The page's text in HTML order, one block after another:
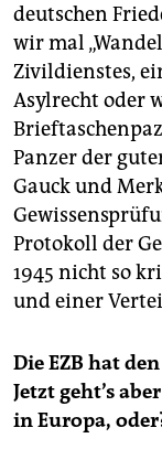
deutschen
wir mal
Zivildienstes,
Asylrecht oder
Panzer der
Gauck und
Protokoll der
1945 nicht so
und einer
Die EZB hat
Jetzt geht’s
in Europa,